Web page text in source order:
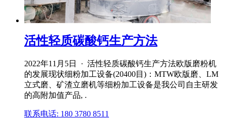
活性轻质碳酸钙生产方法
2022年11月5日 · 活性轻质碳酸钙生产方法欧版磨粉机
的发展现状细粉加工设备(20400目)：MTW欧版磨、LM
立式磨、矿渣立磨机等细粉加工设备是我公司自主研发
的高附加值产品, .
联系电话: 180 3780 8511